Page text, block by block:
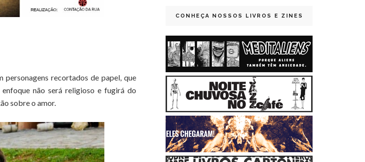
recortados de papel, que
não será religioso e fugirá do
sobre o amor.
CONHEÇA NOSSOS LIVROS E ZINES